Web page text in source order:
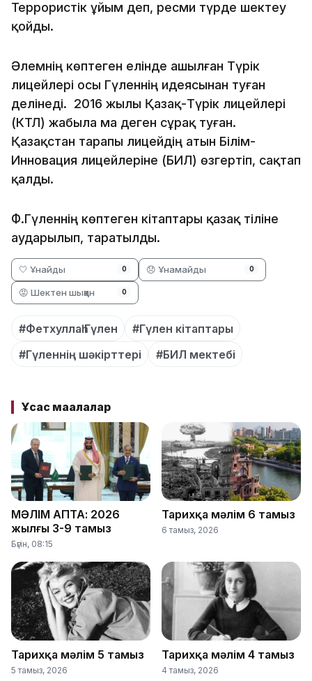
Террористік ұйым деп, ресми түрде шектеу
қойды.
Әлемнің көптеген елінде ашылған Түрік
лицейлері осы Гүленнің идеясынан туған
делінеді. 2016 жылы Қазақ-Түрік лицейлері
(КТЛ) жабыла ма деген сұрақ туған.
Қазақстан тарапы лицейдің атын Білім-
Инновация лицейлеріне (БИЛ) өзгертіп, сақтап
қалды.
Ф.Гүленнің көптеген кітаптары қазақ тіліне
аударылып, таратылды.
🤍 Ұнайды 0 😞 Ұнамайды 0
😡 Шектен шыққан 0
#Фетхуллаһ Гүлен
#Гүлен кітаптары
#Гүленнің шәкірттері
#БИЛ мектебі
Ұқсас мақалалар
МӘЛІМ АПТА: 2026
жылғы 3-9 тамыз
Бүгін, 08:15
Тарихқа мәлім 6 тамыз
6 тамыз, 2026
Тарихқа мәлім 5 тамыз
5 тамыз, 2026
Тарихқа мәлім 4 тамыз
4 тамыз, 2026